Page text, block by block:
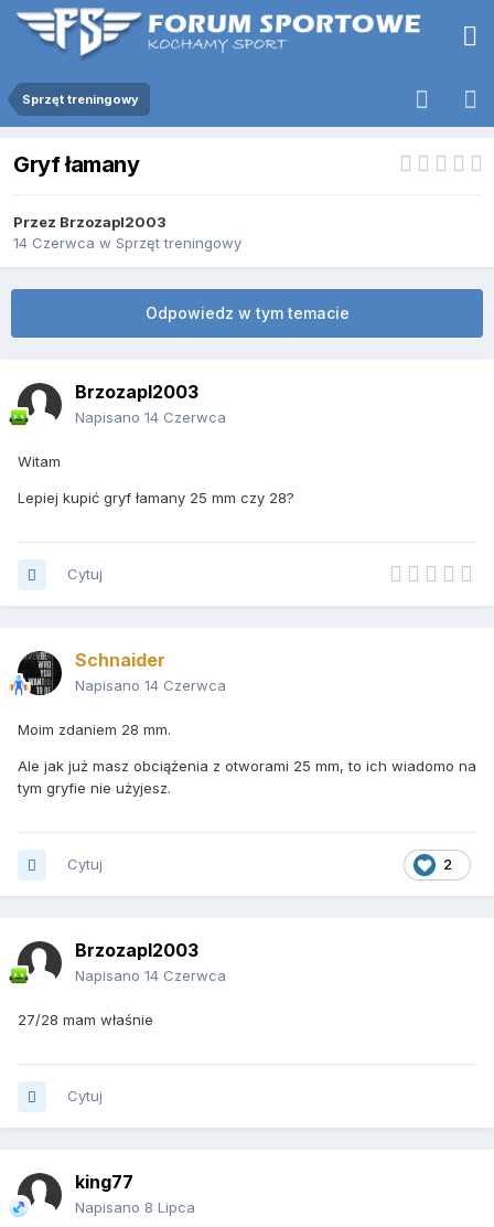
Sprzęt treningowy
Gryf łamany
Przez Brzozapl2003
14 Czerwca w Sprzęt treningowy
Odpowiedz w tym temacie
Brzozapl2003
Napisano 14 Czerwca
Witam
Lepiej kupić gryf łamany 25 mm czy 28?
Cytuj
Schnaider
Napisano 14 Czerwca
Moim zdaniem 28 mm.
Ale jak już masz obciążenia z otworami 25 mm, to ich wiadomo na
tym gryfie nie użyjesz.
2
Cytuj
Brzozapl2003
Napisano 14 Czerwca
27/28 mam właśnie
Cytuj
king77
Napisano 8 Lipca